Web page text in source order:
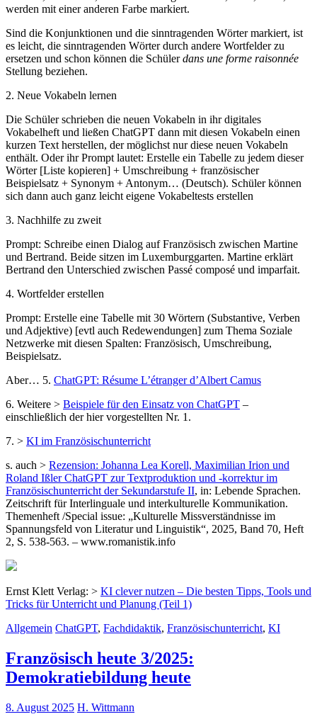
werden mit einer anderen Farbe markiert.
Sind die Konjunktionen und die sinntragenden Wörter markiert, ist
es leicht, die sinntragenden Wörter durch andere Wortfelder zu
ersetzen und schon können die Schülerdans une forme raisonnée
Stellung beziehen.
2. Neue Vokabeln lernen
Die Schüler schrieben die neuen Vokabeln in ihr digitales
Vokabelheft und ließen ChatGPT dann mit diesen Vokabeln einen
kurzen Text herstellen, der möglichst nur diese neuen Vokabeln
enthält. Oder ihr Prompt lautet: Erstelle ein Tabelle zu jedem dieser
Wörter [Liste kopieren] + Umschreibung + französischer
Beispielsatz + Synonym + Antonym… (Deutsch). Schüler können
sich dann auch ganz leicht eigene Vokabeltests erstellen
3. Nachhilfe zu zweit
Prompt: Schreibe einen Dialog auf Französisch zwischen Martine
und Bertrand. Beide sitzen im Luxemburggarten. Martine erklärt
Bertrand den Unterschied zwischen Passé composé und imparfait.
4. Wortfelder erstellen
Prompt: Erstelle eine Tabelle mit 30 Wörtern (Substantive, Verben
und Adjektive) [evtl auch Redewendungen] zum Thema Soziale
Netzwerke mit diesen Spalten: Französisch, Umschreibung,
Beispielsatz.
Aber… 5. ChatGPT: Résume L’étranger d’Albert Camus
6. Weitere > Beispiele für den Einsatz von ChatGPT –
einschließlich der hier vorgestellten Nr. 1.
7. > KI im Französischunterricht
s. auch > Rezension: Johanna Lea Korell, Maximilian Irion und
Roland Ißler ChatGPT zur Textproduktion und -korrektur im
Französischunterricht der Sekundarstufe II, in: Lebende Sprachen.
Zeitschrift für Interlinguale und interkulturelle Kommunikation.
Themenheft /Special issue: „Kulturelle Missverständnisse im
Spannungsfeld von Literatur und Linguistik“, 2025, Band 70, Heft
2, S. 538-563. – www.romanistik.info
Ernst Klett Verlag: > KI clever nutzen – Die besten Tipps, Tools und
Tricks für Unterricht und Planung (Teil 1)
Allgemein ChatGPT, Fachdidaktik, Französischunterricht, KI
Französisch heute 3/2025:
Demokratiebildung heute
8. August 2025 H. Wittmann